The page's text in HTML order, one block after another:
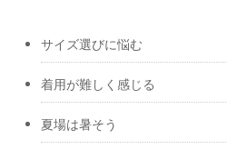
サイズ選びに悩む
着用が難しく感じる
夏場は暑そう